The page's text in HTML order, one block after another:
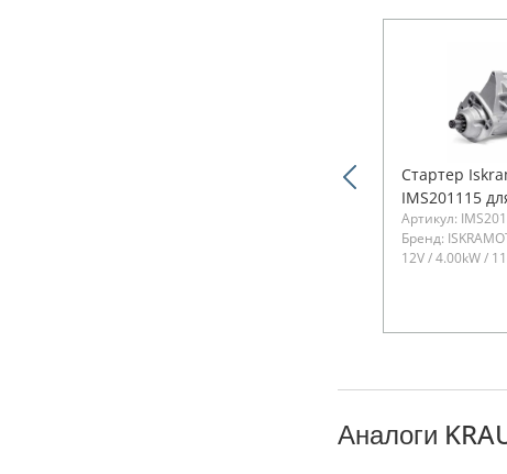
Стартер
IMS201115
Артикул:
Бренд:
12V / 4.00kW /
Аналоги